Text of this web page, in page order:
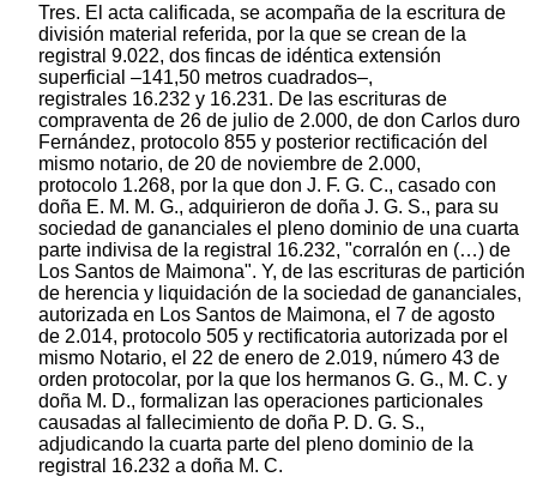
Tres. El acta calificada, se acompaña de la escritura de
división material referida, por la que se crean de la
registral 9.022, dos fincas de idéntica extensión
superficial –141,50 metros cuadrados–,
registrales 16.232 y 16.231. De las escrituras de
compraventa de 26 de julio de 2.000, de don Carlos duro
Fernández, protocolo 855 y posterior rectificación del
mismo notario, de 20 de noviembre de 2.000,
protocolo 1.268, por la que don J. F. G. C., casado con
doña E. M. M. G., adquirieron de doña J. G. S., para su
sociedad de gananciales el pleno dominio de una cuarta
parte indivisa de la registral 16.232, "corralón en (…) de
Los Santos de Maimona". Y, de las escrituras de partición
de herencia y liquidación de la sociedad de gananciales,
autorizada en Los Santos de Maimona, el 7 de agosto
de 2.014, protocolo 505 y rectificatoria autorizada por el
mismo Notario, el 22 de enero de 2.019, número 43 de
orden protocolar, por la que los hermanos G. G., M. C. y
doña M. D., formalizan las operaciones particionales
causadas al fallecimiento de doña P. D. G. S.,
adjudicando la cuarta parte del pleno dominio de la
registral 16.232 a doña M. C.